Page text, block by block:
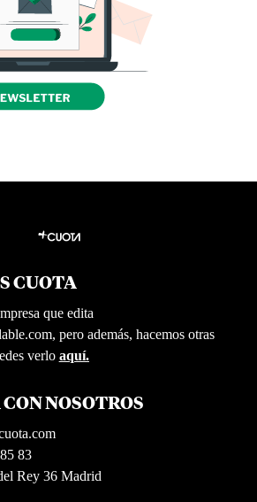
CUOTA
que edita
pero además, hacemos otras
verlo aquí.
NOSOTROS
83
Rey 36 Madrid